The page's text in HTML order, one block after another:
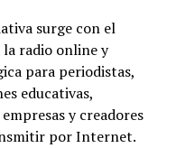
surge con el
radio online y
para periodistas,
educativas,
y creadores
por Internet.